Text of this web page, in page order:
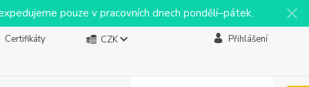
pouze v pracovních dnech pondělí–pátek.
Certifikáty
CZK Přihlášení